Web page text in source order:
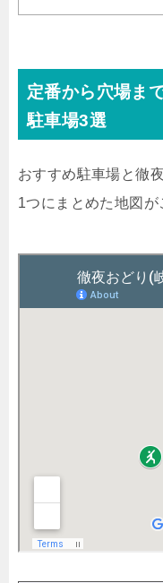
定番から穴場ま
駐車場3選
おすすめ駐車場と徹
1つにまとめた地図が